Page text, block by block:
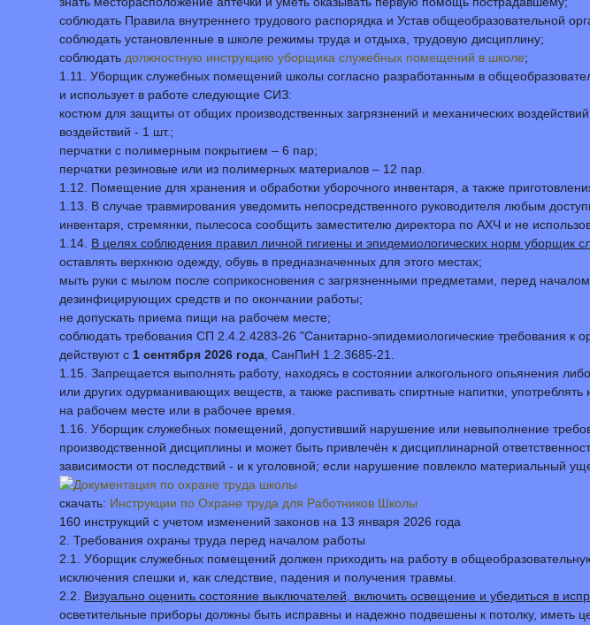
соблюдать Правила внутреннего трудового распорядка и Устав общеобразовательной
соблюдать установленные в школе режимы труда и отдыха, трудовую дисциплину;
соблюдать должностную инструкцию уборщика служебных помещений в школе;
1.11. Уборщик служебных помещений школы согласно разработанным в
и использует в работе следующие СИЗ:
костюм для защиты от общих производственных загрязнений и механических
воздействий - 1 шт.;
перчатки с полимерным покрытием – 6 пар;
перчатки резиновые или из полимерных материалов – 12 пар.
1.12. Помещение для хранения и обработки уборочного инвентаря, а также
1.13. В случае травмирования уведомить непосредственного руководителя любым
инвентаря, стремянки, пылесоса сообщить заместителю директора по АХЧ и не
1.14. В целях соблюдения правил личной гигиены и эпидемиологических норм уборщик
оставлять верхнюю одежду, обувь в предназначенных для этого местах;
мыть руки с мылом после соприкосновения с загрязненными предметами, перед
дезинфицирующих средств и по окончании работы;
не допускать приема пищи на рабочем месте;
соблюдать требования СП 2.4.2.4283-26 "Санитарно-эпидемиологические требования к
действуют с 1 сентября 2026 года , СанПиН 1.2.3685-21.
1.15. Запрещается выполнять работу, находясь в состоянии алкогольного опьянения
или других одурманивающих веществ, а также распивать спиртные напитки,
на рабочем месте или в рабочее время.
1.16. Уборщик служебных помещений, допустивший нарушение или невыполнение
производственной дисциплины и может быть привлечён к дисциплинарной
зависимости от последствий - и к уголовной; если нарушение повлекло материальный
скачать: Инструкции по Охране труда для Работников Школы
160 инструкций с учетом изменений законов на 13 января 2026 года
2. Требования охраны труда перед началом работы
2.1. Уборщик служебных помещений должен приходить на работу в
исключения спешки и, как следствие, падения и получения травмы.
2.2. Визуально оценить состояние выключателей, включить освещение и убедиться в
осветительные приборы должны быть исправны и надежно подвешены к потолку, иметь